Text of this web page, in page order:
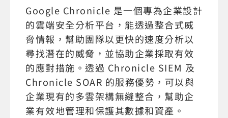
Google Chronicle 是一個專為企業設計
的雲端安全分析平台，能透過整合式威
脅情報，幫助團隊以更快的速度分析以
尋找潛在的威脅，並協助企業採取有效
的應對措施。透過 Chronicle SIEM 及
Chronicle SOAR 的服務優勢，可以與
企業現有的多雲架構無縫整合，幫助企
業有效地管理和保護其數據和資產。